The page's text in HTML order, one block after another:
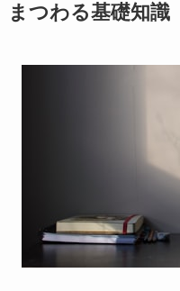
まつわる基礎知識